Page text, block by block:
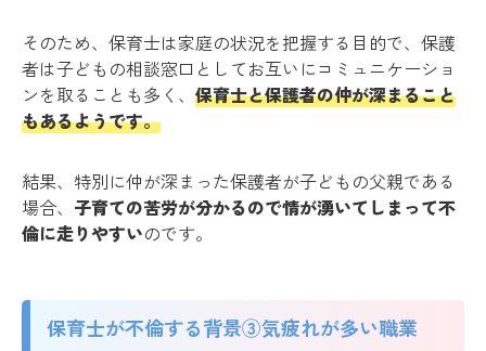
そのため、保育士は家庭の状況を把握する目的で、保護
者は子どもの相談窓口としてお互いにコミュニケーショ
ンを取ることも多く、 保育士と保護者の仲が深まること
もあるようです。
結果、特別に仲が深まった保護者が子どもの父親である
場合、 子育ての苦労が分かるので情が湧いてしまって不
倫に走りやすいのです。
保育士が不倫する背景③気疲れが多い職業